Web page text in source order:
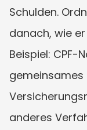
Schulden.
danach, wie
Beispiel: CPF-
gemeinsames
anderes